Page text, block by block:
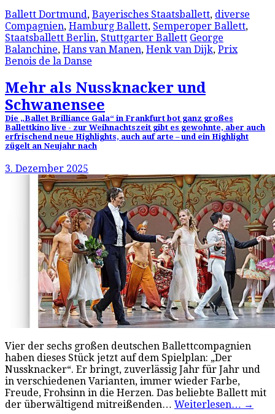
Ballett Dortmund, Bayerisches Staatsballett, diverse
Compagnien, Hamburg Ballett, Semperoper Ballett,
Staatsballett Berlin, Stuttgarter Ballett George
Balanchine, Hans van Manen, Henk van Dijk, Prix
Benois de la Danse
Mehr als Nussknacker und
Schwanensee
Die „Ballet Brilliance Gala“ in Frankfurt bot ganz großes
Ballettkino live - zur Weihnachtszeit gibt es gewohnte, aber auch
erfrischend neue Highlights, auch auf arte – und ein Highlight
zügelt an Neujahr nach
3. Dezember 2025
Vier der sechs großen deutschen Ballettcompagnien
haben dieses Stück jetzt auf dem Spielplan: „Der
Nussknacker“. Er bringt, zuverlässig Jahr für Jahr und
in verschiedenen Varianten, immer wieder Farbe,
Freude, Frohsinn in die Herzen. Das beliebte Ballett mit
der überwältigend mitreißenden… Weiterlesen… →